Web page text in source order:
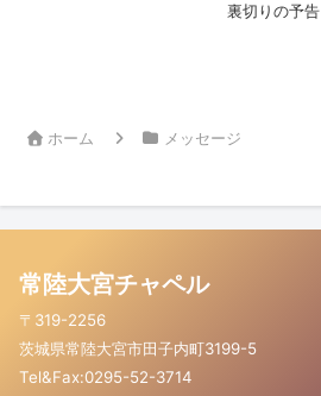
裏切りの予告
ホーム メッセージ
常陸大宮チャペル
〒319-2256
茨城県常陸大宮市田子内町3199-5
Tel&Fax:0295-52-3714